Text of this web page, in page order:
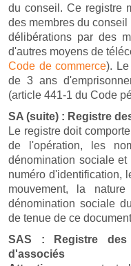
du conseil. Ce registre
des membres du
délibérations par des
d'autres moyens de
Code de commerce).
de 3 ans
(article 441-1 du Code
SA (suite) : Registre
Le registre doit
de l'opération, les
dénomination sociale
numéro d'identification,
mouvement, la
dénomination sociale
de tenue de ce
SAS : Registre des
d'associés